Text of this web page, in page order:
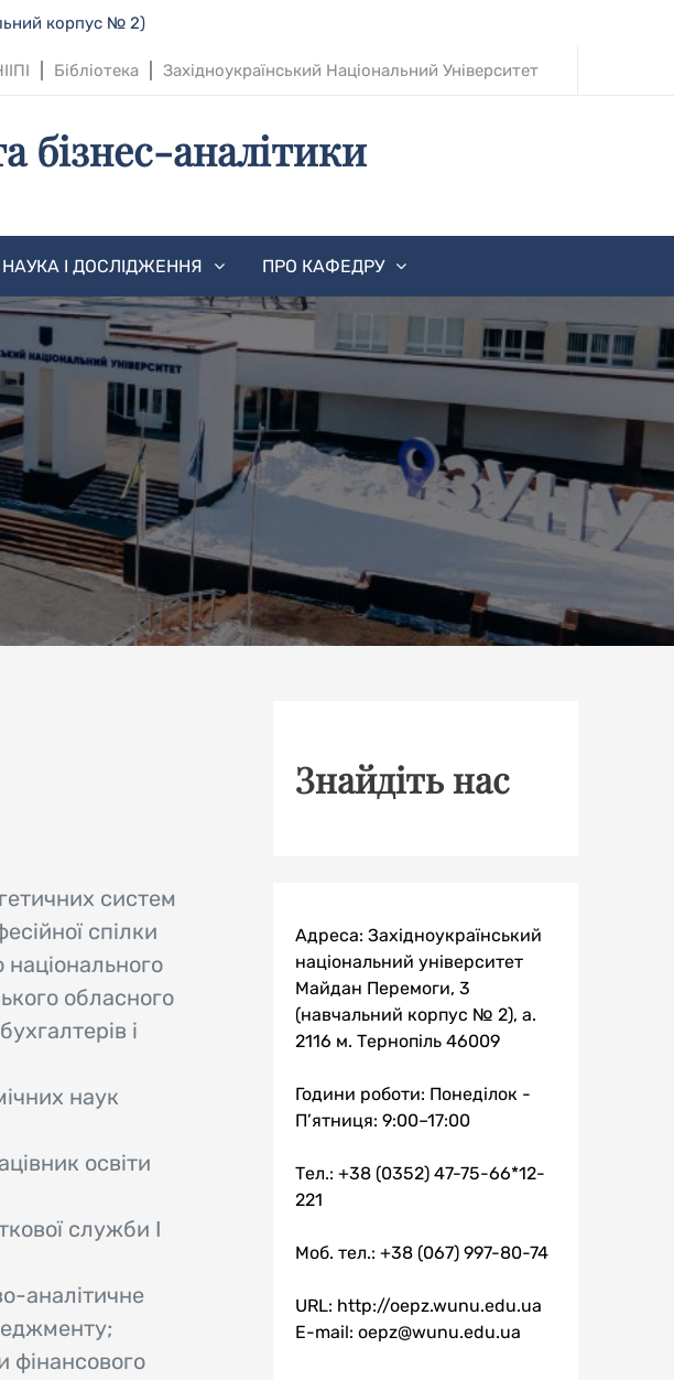
корпус № 2)
Бібліотека Західноукраїнський Національний Університет
бізнес-аналітики
НАУКА І ДОСЛІДЖЕННЯ ПРО КАФЕДРУ
систем
спілки
національного
обласного
і
наук
освіти
служби І
аналітичне
фінансового
Знайдіть нас
Адреса: Західноукраїнський
національний університет
Майдан Перемоги, 3
(навчальний корпус № 2), а.
2116 м. Тернопіль 46009
Години роботи: Понеділок -
П’ятниця: 9:00–17:00
Тел.: +38 (0352) 47-75-66*12-
221
Моб. тел.: +38 (067) 997-80-74
URL: http://oepz.wunu.edu.ua
E-mail: oepz@wunu.edu.ua